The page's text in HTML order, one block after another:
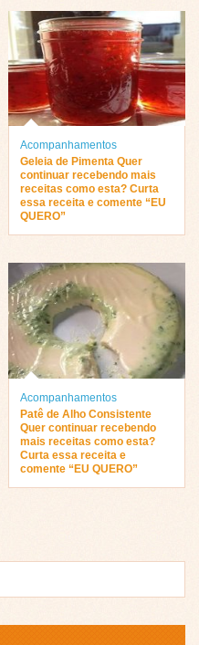
Acompanhamentos
Geleia de Pimenta Quer
continuar recebendo mais
receitas como esta? Curta
essa receita e comente “EU
QUERO”
Acompanhamentos
Patê de Alho Consistente
Quer continuar recebendo
mais receitas como esta?
Curta essa receita e
comente “EU QUERO”